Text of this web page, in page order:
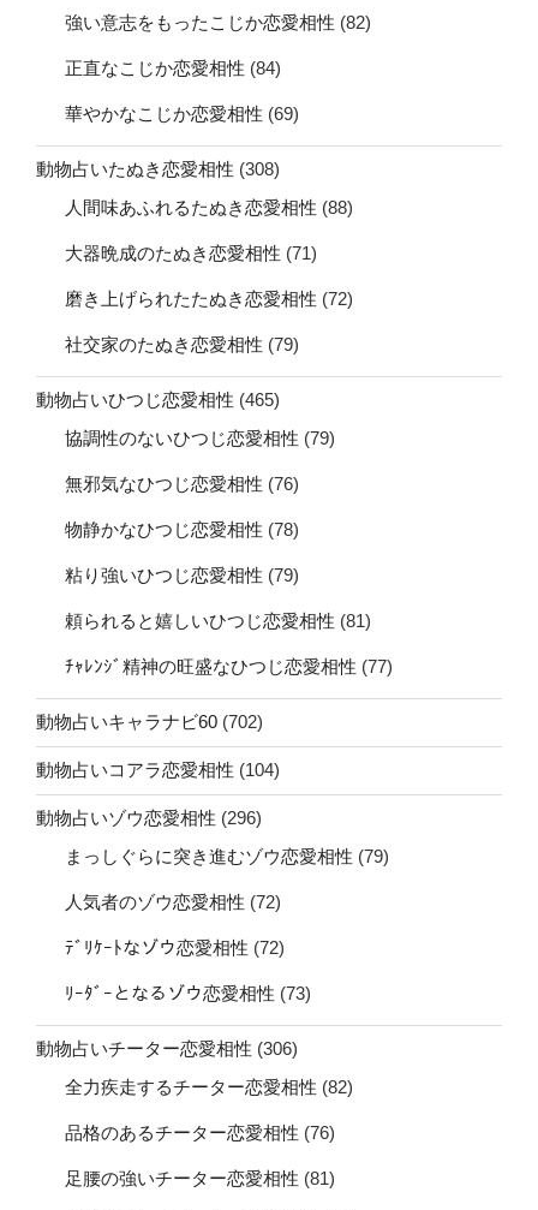
強い意志をもったこじか恋愛相性 (82)
正直なこじか恋愛相性 (84)
華やかなこじか恋愛相性 (69)
動物占いたぬき恋愛相性 (308)
人間味あふれるたぬき恋愛相性 (88)
大器晩成のたぬき恋愛相性 (71)
磨き上げられたたぬき恋愛相性 (72)
社交家のたぬき恋愛相性 (79)
動物占いひつじ恋愛相性 (465)
協調性のないひつじ恋愛相性 (79)
無邪気なひつじ恋愛相性 (76)
物静かなひつじ恋愛相性 (78)
粘り強いひつじ恋愛相性 (79)
頼られると嬉しいひつじ恋愛相性 (81)
ﾁｬﾚﾝｼﾞ精神の旺盛なひつじ恋愛相性 (77)
動物占いキャラナビ60 (702)
動物占いコアラ恋愛相性 (104)
動物占いゾウ恋愛相性 (296)
まっしぐらに突き進むゾウ恋愛相性 (79)
人気者のゾウ恋愛相性 (72)
ﾃﾞﾘｹｰﾄなゾウ恋愛相性 (72)
ﾘｰﾀﾞｰとなるゾウ恋愛相性 (73)
動物占いチーター恋愛相性 (306)
全力疾走するチーター恋愛相性 (82)
品格のあるチーター恋愛相性 (76)
足腰の強いチーター恋愛相性 (81)